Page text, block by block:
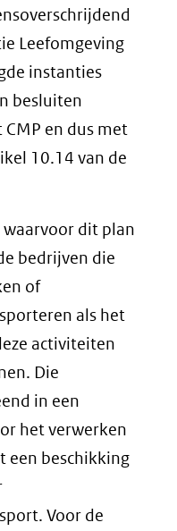
Leefomgeving
instanties
besluiten
en dus met
10.14 van de
dit plan
bedrijven die
of
als het
activiteiten
Die
in een
het verwerken
een beschikking
Voor de